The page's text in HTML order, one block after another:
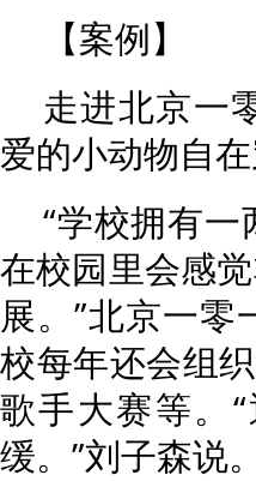
【案例】
走进北京一
爱的小动物自在
“学校拥有
在校园里会感
展。”北京一
校每年还会组
歌手大赛等。
缓。”刘子森说。